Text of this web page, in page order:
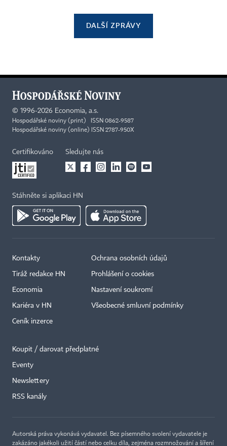
DALŠÍ ZPRÁVY
© 1996-2026 Economia, a.s.
Hospodářské noviny (print) ISSN 0862-9587
Hospodářské noviny (online) ISSN 2787-950X
Certifikováno Sledujte nás
Stáhněte si aplikaci HN
Kontakty
Tiráž redakce HN
Economia
Kariéra v HN
Ceník inzerce
Ochrana osobních údajů
Prohlášení o cookies
Nastavení soukromí
Všeobecné smluvní podmínky
Koupit / darovat předplatné
Eventy
Newslettery
RSS kanály
Autorská práva vykonává vydavatel. Bez písemného svolení vydavatele je
zakázáno jakékoli užití částí nebo celku díla, zejména rozmnožování a šíření